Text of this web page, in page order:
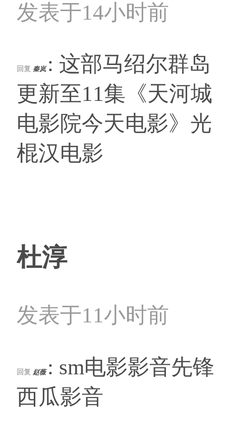
发表于14小时前
回复 秦岚 : 这部马绍尔群岛
更新至11集《天河城
电影院今天电影》光
棍汉电影
杜淳
发表于11小时前
回复 赵薇 : sm电影影音先锋
西瓜影音